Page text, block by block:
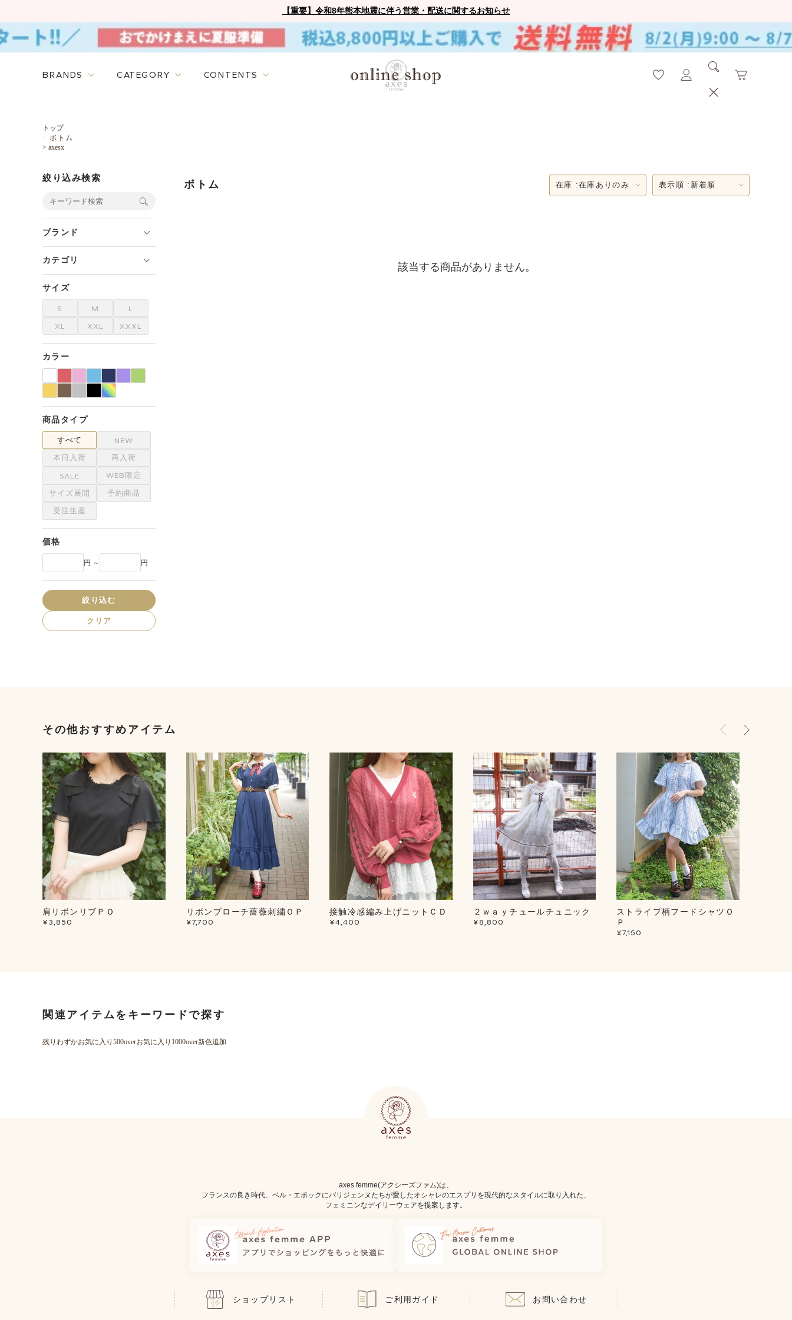
【重要】令和8年熊本地震に伴う営業・配送に関するお知らせ
BRANDS CATEGORY CONTENTS
トップ
> ボトム
> axesx
絞り込み検索
ブランド
カテゴリ
サイズ
S M
L
XL
XXL XXXL
カラー
商品タイプ
すべて
NEW
本日入荷
再入荷
SALE
WEB限定
サイズ展開
予約商品
受注生産
価格
円 ～ 円
絞り込む
クリア
ボトム 在庫 :在庫ありのみ 表示順 : 新着順
該当する商品がありません。
その他おすすめアイテム
肩リボンリブＰＯ
¥3,850
リボンブローチ薔薇刺繍ＯＰ
¥7,700
接触冷感編み上げニットＣＤ
¥4,400
２ｗａｙチュールチュニック
¥8,800
ストライプ柄フードシャツＯ
Ｐ
¥7,150
関連アイテムをキーワードで探す
残りわずかお気に入り500overお気に入り1000over新色追加
axes femme(アクシーズファム)は、
フランスの良き時代、ベル・エポックにパリジェンヌたちが愛したオシャレのエスプリを現代的なスタイルに取り入れた、
フェミニンなデイリーウェアを提案します。
ショップリスト ご利用ガイド お問い合わせ